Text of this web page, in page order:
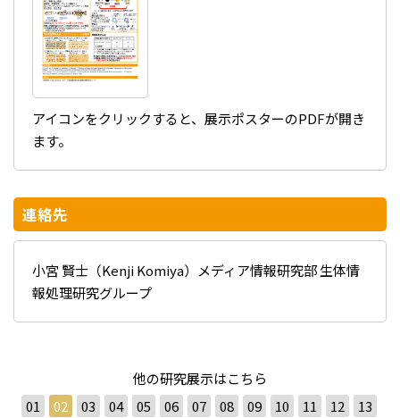
アイコンをクリックすると、展示ポスターのPDFが開き
ます。
連絡先
小宮 賢士（Kenji Komiya）メディア情報研究部 生体情
報処理研究グループ
他の研究展示はこちら
01
02 03 04 05 06 07 08 09 10 11 12
13